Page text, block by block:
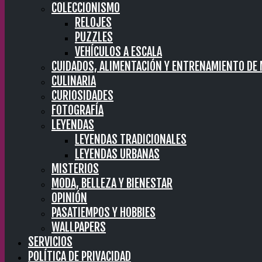
COLECCIONISMO
RELOJES
PUZZLES
VEHÍCULOS A ESCALA
CUIDADOS, ALIMENTACIÓN Y ENTRENAMIENTO DE
CULINARIA
CURIOSIDADES
FOTOGRAFÍA
LEYENDAS
LEYENDAS TRADICIONALES
LEYENDAS URBANAS
MISTERIOS
MODA, BELLEZA Y BIENESTAR
OPINIÓN
PASATIEMPOS Y HOBBIES
WALLPAPERS
SERVICIOS
POLÍTICA DE PRIVACIDAD